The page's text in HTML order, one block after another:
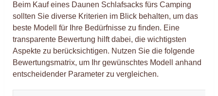
Beim Kauf eines Daunen Schlafsacks fürs Camping
sollten Sie diverse Kriterien im Blick behalten, um das
beste Modell für Ihre Bedürfnisse zu finden. Eine
transparente Bewertung hilft dabei, die wichtigsten
Aspekte zu berücksichtigen. Nutzen Sie die folgende
Bewertungsmatrix, um Ihr gewünschtes Modell anhand
entscheidender Parameter zu vergleichen.